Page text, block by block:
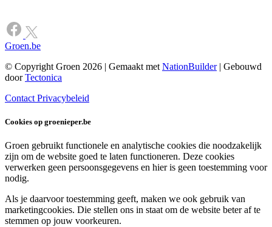
Groen.be
© Copyright Groen 2026 | Gemaakt met NationBuilder| Gebouwd
doorTectonica
Contact Privacybeleid
Cookies op groenieper.be
Groen gebruikt functionele en analytische cookies die noodzakelijk
zijn om de website goed te laten functioneren. Deze cookies
verwerken geen persoonsgegevens en hier is geen toestemming voor
nodig.
Als je daarvoor toestemming geeft, maken we ook gebruik van
marketingcookies. Die stellen ons in staat om de website beter af te
stemmen op jouw voorkeuren.